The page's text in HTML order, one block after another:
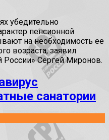
убедительно
пенсионной
на необходимость ее
возраста, заявил
России» Сергей Миронов.
санатории